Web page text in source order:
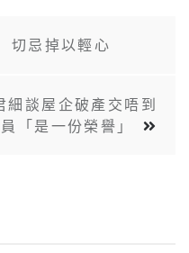
切忌掉以輕心
細談屋企破產交唔到
「是一份榮譽」